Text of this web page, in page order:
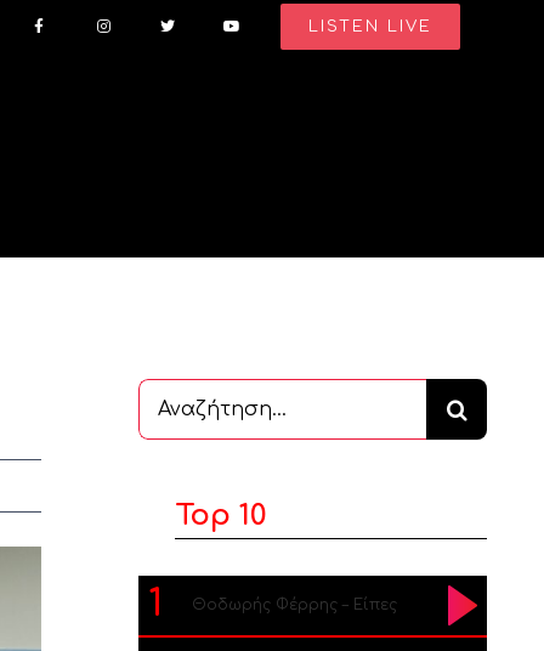
LISTEN LIVE
Αναζήτηση
...
Top 10
1 Θοδωρής Φέρρης – Είπες